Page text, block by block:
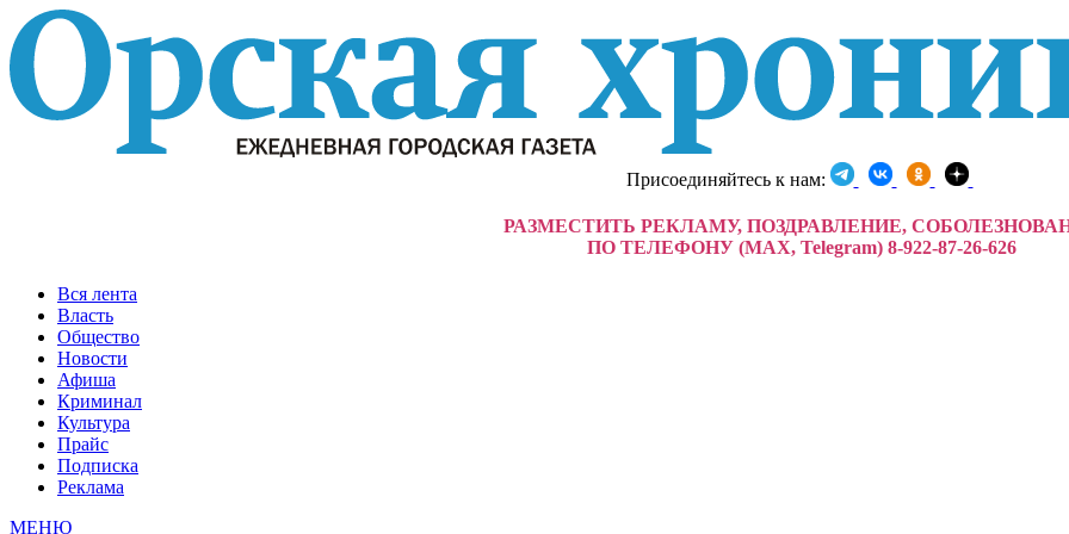
Присоединяйтесь к нам:
РАЗМЕСТИТЬ РЕКЛАМУ, ПОЗДРАВЛЕНИЕ,
ПО ТЕЛЕФОНУ (MAX, Telegram) 8-922-87-26-626
Вся лента
Власть
Общество
Новости
Афиша
Криминал
Культура
Прайс
Подписка
Реклама
МЕНЮ